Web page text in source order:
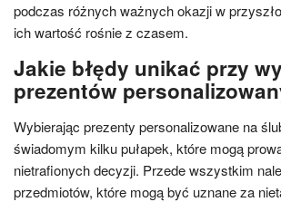
podczas różnych ważnych okazji w
ich wartość rośnie z czasem.
Jakie błędy unikać przy
prezentów
Wybierając prezenty personalizowane na
świadomym kilku pułapek, które mogą
nietrafionych decyzji. Przede wszystkim
przedmiotów, które mogą być uznane za